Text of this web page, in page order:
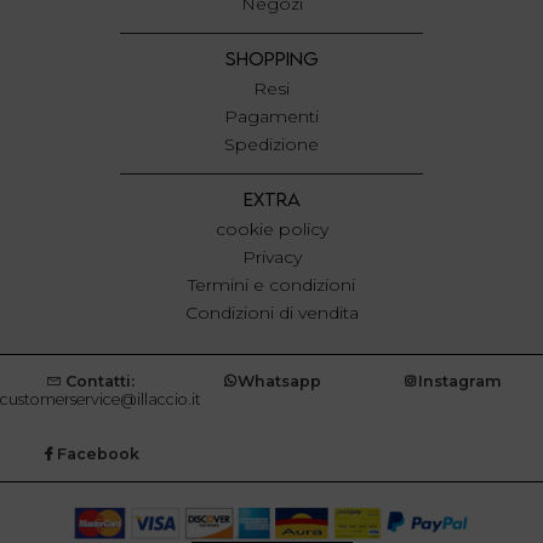
SHOPPING
Resi
Pagamenti
Spedizione
EXTRA
cookie policy
Privacy
Termini e condizioni
Condizioni di vendita
Contatti:
customerservice@illaccio.it
Whatsapp Instagram
Facebook